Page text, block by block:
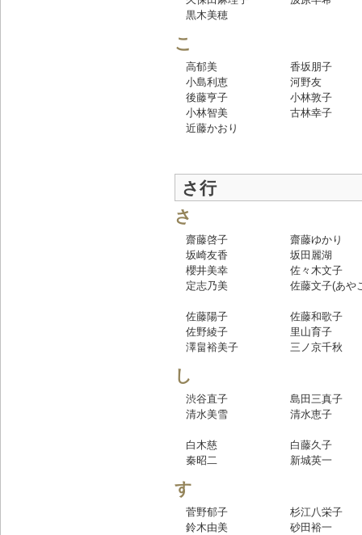
黒木美穂
こ
高郁美
香坂朋子
小島利恵
河野友
後藤亨子
小林敦子
小林智美
古林幸子
近藤かおり
さ行
さ
齋藤啓子
齋藤ゆかり
坂崎友香
坂田麗湖
櫻井美幸
佐々木文子
定志乃美
佐藤文子(あや
佐藤陽子
佐藤和歌子
佐野綾子
里山育子
澤畠裕美子
三ノ京千秋
し
渋谷直子
島田三真子
清水美雪
清水恵子
白木慈
白藤久子
秦昭二
新城英一
す
菅野郁子
杉江八栄子
鈴木由美
砂田裕一